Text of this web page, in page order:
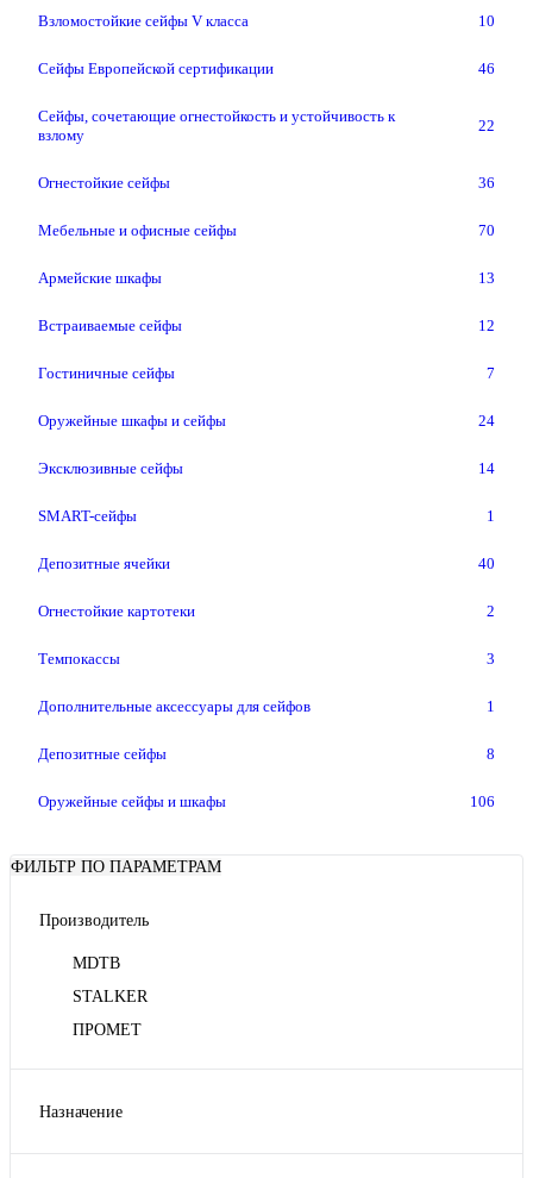
Взломостойкие сейфы V класса 10
Сейфы Европейской сертификации 46
Сейфы, сочетающие огнестойкость и устойчивость к
взлому
22
Огнестойкие сейфы 36
Мебельные и офисные сейфы 70
Армейские шкафы 13
Встраиваемые сейфы 12
Гостиничные сейфы 7
Оружейные шкафы и сейфы 24
Эксклюзивные сейфы 14
SMART-сейфы 1
Депозитные ячейки 40
Огнестойкие картотеки 2
Темпокассы 3
Дополнительные аксессуары для сейфов 1
Депозитные сейфы 8
Оружейные сейфы и шкафы 106
ФИЛЬТР ПО ПАРАМЕТРАМ
Производитель
MDTB
STALKER
ПРОМЕТ
Назначение